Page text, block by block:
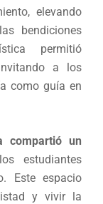
elevando
bendiciones
permitió
a los
como guía en
compartió un
estudiantes
Este espacio
y vivir la